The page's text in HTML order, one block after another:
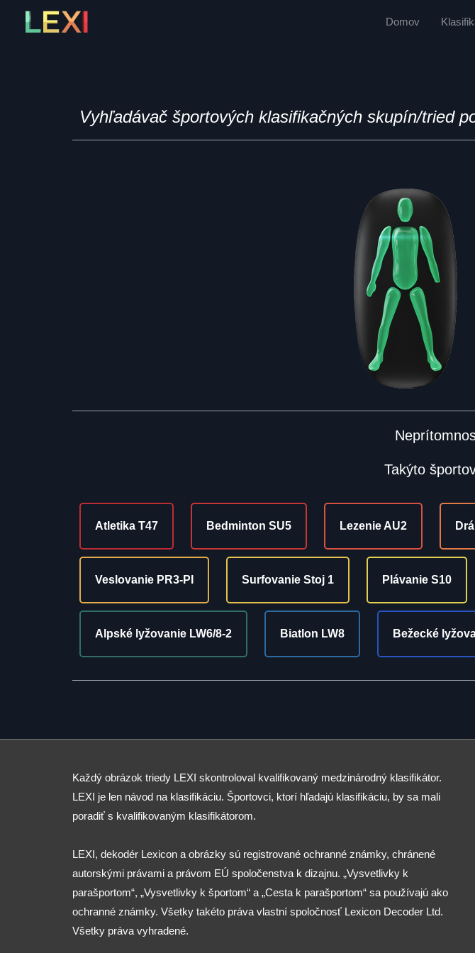
Domov
Vyhľadávač športových klasifikačných skupín/tried
Takýto
Atletika T47 Bedminton SU5 Lezenie AU2
Veslovanie PR3-PI Surfovanie Stoj 1 Plávanie S10
Alpské lyžovanie LW6/8-2 Biatlon LW8 Bežecké
Každý obrázok triedy LEXI skontroloval kvalifikovaný medzinárodný klasifikátor.
LEXI je len návod na klasifikáciu. Športovci, ktorí hľadajú klasifikáciu, by sa mali
poradiť s kvalifikovaným klasifikátorom.
LEXI, dekodér Lexicon a obrázky sú registrované ochranné známky, chránené
autorskými právami a právom EÚ spoločenstva k dizajnu. „Vysvetlivky k
parašportom“, „Vysvetlivky k športom“ a „Cesta k parašportom“ sa používajú ako
ochranné známky. Všetky takéto práva vlastní spoločnosť Lexicon Decoder Ltd.
Všetky práva vyhradené.